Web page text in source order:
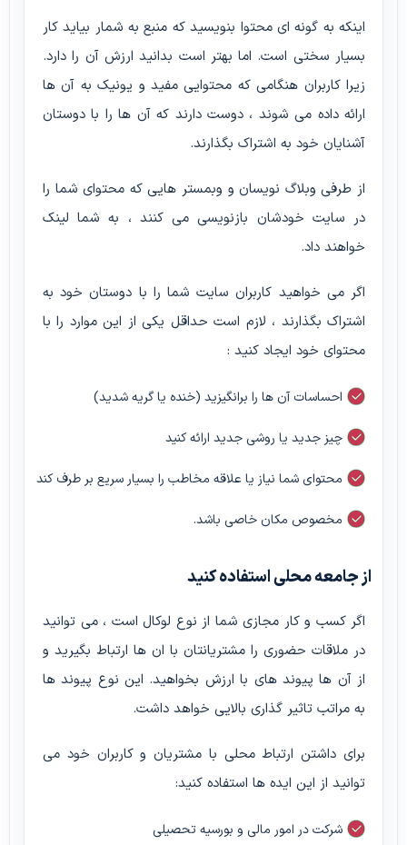
اینکه به گونه ای محتوا بنویسید که منبع به شمار بیاید کار
بسیار سختی است. اما بهتر است بدانید ارزش آن را دارد.
زیرا کاربران هنگامی که محتوایی مفید و یونیک به آن ها
ارائه داده می شوند ، دوست دارند که آن ها را با دوستان
آشنایان خود به اشتراک بگذارند.
از طرفی وبلاگ نویسان و وبمستر هایی که محتوای شما را
در سایت خودشان بازنویسی می کنند ، به شما لینک
خواهند داد.
اگر می خواهید کاربران سایت شما را با دوستان خود به
اشتراک بگذارند ، لازم است حداقل یکی از این موارد را با
محتوای خود ایجاد کنید :
احساسات آن ها را برانگیزید (خنده یا گریه شدید)
چیز جدید یا روشی جدید ارائه کنید
محتوای شما نیاز یا علاقه مخاطب را بسیار سریع بر طرف کند
مخصوص مکان خاصی باشد.
از جامعه محلی استفاده کنید
اگر کسب و کار مجازی شما از نوع لوکال است ، می توانید
در ملاقات حضوری را مشتریانتان با ان ها ارتباط بگیرید و
از آن ها پیوند های با ارزش بخواهید. این نوع پیوند ها
به مراتب تاثیر گذاری بالایی خواهد داشت.
برای داشتن ارتباط محلی با مشتریان و کاربران خود می
توانید از این ایده ها استفاده کنید:
شرکت در امور مالی و بورسیه تحصیلی